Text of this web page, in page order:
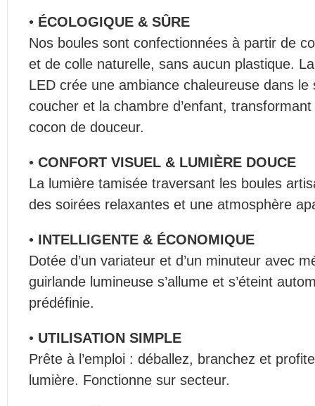
• ÉCOLOGIQUE & SÛRE
Nos boules sont confectionnées à partir de
et de colle naturelle, sans aucun plastique.
LED crée une ambiance chaleureuse dans
coucher et la chambre d’enfant,
cocon de douceur.
• CONFORT VISUEL & LUMIÈRE DOUCE
La lumière tamisée traversant les boules
des soirées relaxantes et une atmosphère
• INTELLIGENTE & ÉCONOMIQUE
Dotée d’un variateur et d’un minuteur avec
guirlande lumineuse s’allume et s’éteint
prédéfinie.
• UTILISATION SIMPLE
Prête à l’emploi : déballez, branchez et
lumière. Fonctionne sur secteur.